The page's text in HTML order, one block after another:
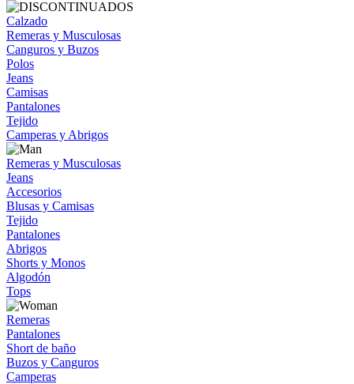
Calzado
Remeras y Musculosas
Canguros y Buzos
Polos
Jeans
Camisas
Pantalones
Tejido
Camperas y Abrigos
Remeras y Musculosas
Jeans
Accesorios
Blusas y Camisas
Tejido
Pantalones
Abrigos
Shorts y Monos
Algodón
Tops
Remeras
Pantalones
Short de baño
Buzos y Canguros
Camperas